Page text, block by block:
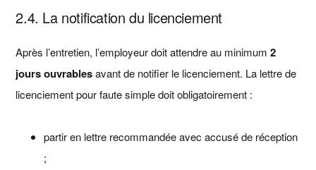
2.4. La notification du licenciement
Après l’entretien, l’employeur doit attendre au minimum2
jours ouvrablesavant de notifier le licenciement. La lettre de
licenciement pour faute simple doit obligatoirement :
partir en lettre recommandée avec accusé de réception
;